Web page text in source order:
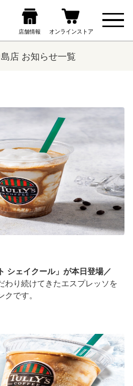
店 お知らせ一覧
シェイクール」が本日登場／
わり続けてきたエスプレッソを
クです。